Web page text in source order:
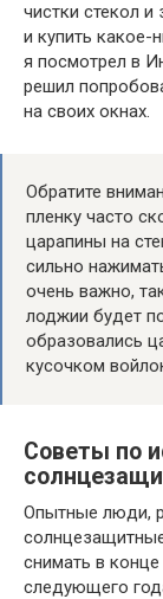
чистки стекол
и купить какое-
я посмотрел в
решил
на своих окнах.
Обратите
пленку часто
царапины на
сильно
очень важно,
лоджии будет
образовались
кусочком
Советы по
Опытные люди,
снимать в
следующего